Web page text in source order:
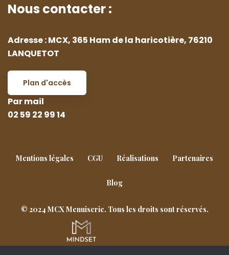
Nous contacter :
Adresse : MCX, 365 Ham de la haricotière, 76210
LANQUETOT
Plan d'accès
Par mail
02 59 22 99 14
Mentions légales CGU Réalisations Partenaires
Blog
© 2024 MCX Menuiserie. Tous les droits sont réservés.